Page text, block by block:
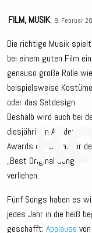
FILM, MUSIK 9. Februar
Die richtige Musik spielt
bei einem guten Film
genauso große Rolle wie
beispielsweise Kostüme
oder das Setdesign.
Deshalb wird auch bei
diesjährigen Academy
Awards der Oscar für den
„Best Original Song“
verliehen.
Fünf Songs haben es
jedes Jahr in die heiß
geschafft: Applause